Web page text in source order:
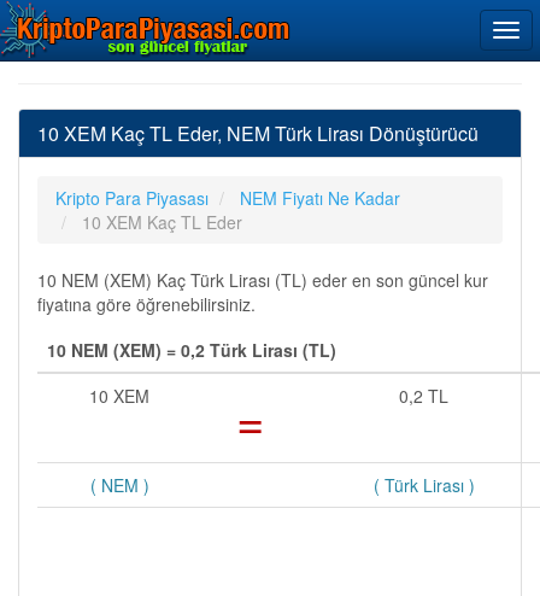
10 XEM Kaç TL Eder, NEM Türk Lirası Dönüştürücü
Kripto Para Piyasası
NEM Fiyatı Ne Kadar
10 XEM Kaç TL Eder
10 NEM (XEM) Kaç Türk Lirası (TL) eder en son güncel kur
fiyatına göre öğrenebilirsiniz.
10 NEM (XEM) = 0,2 Türk Lirası (TL)
10 XEM
= 0,2 TL
( NEM ) ( Türk Lirası )